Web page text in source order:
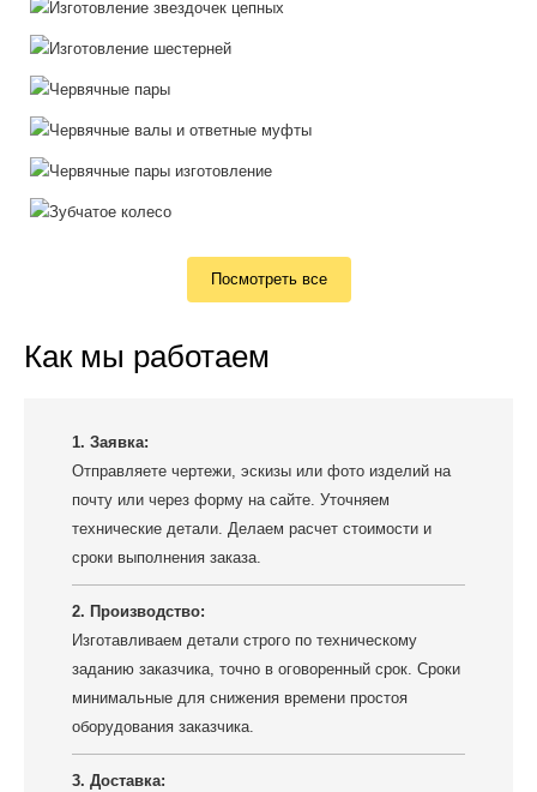
Посмотреть все
Как мы работаем
1. Заявка:
Отправляете чертежи, эскизы или фото изделий на
почту или через форму на сайте. Уточняем
технические детали. Делаем расчет стоимости и
сроки выполнения заказа.
2. Производство:
Изготавливаем детали строго по техническому
заданию заказчика, точно в оговоренный срок. Сроки
минимальные для снижения времени простоя
оборудования заказчика.
3. Доставка: